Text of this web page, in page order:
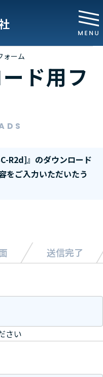
ォーム
ド用フ
R2d]』のダウンロード
をご入力いただいたう
送信完了
さい